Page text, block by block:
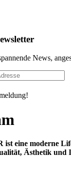
News,
eine moderne
Ästhetik und